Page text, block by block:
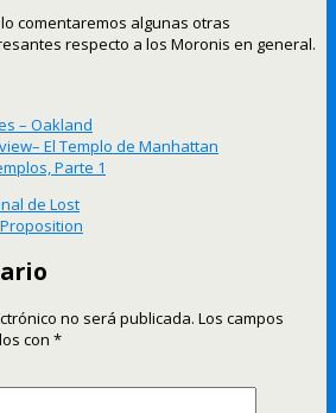
comentaremos algunas otras
respecto a los Moronis en general.
– Oakland
El Templo de Manhattan
Parte 1
de Lost
no será publicada. Los campos
con *